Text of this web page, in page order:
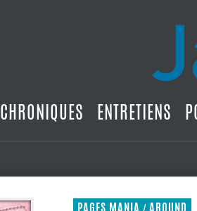
CHRONIQUES ENTRETIENS
/